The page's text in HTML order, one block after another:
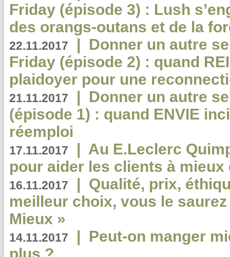
Friday (épisode 3) : Lush
des orangs-outans et de la
22.11.2017 | Donner un autre
Friday (épisode 2) : quand
plaidoyer pour une
21.11.2017 | Donner un autre
(épisode 1) : quand ENVIE
réemploi
17.11.2017 | Au E.Leclerc
pour aider les clients à
16.11.2017 | Qualité, prix,
meilleur choix, vous le
Mieux »
14.11.2017 | Peut-on manger